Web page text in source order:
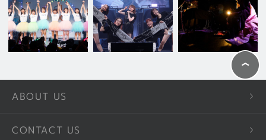
ABOUT US
CONTACT US